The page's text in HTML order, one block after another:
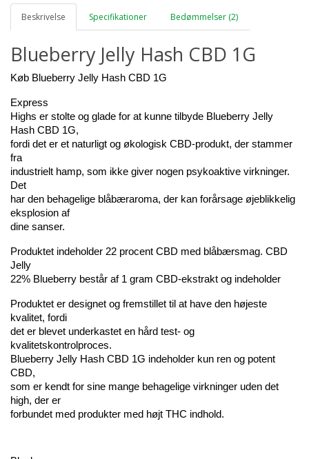
Beskrivelse Specifikationer Bedømmelser (2)
Blueberry Jelly Hash CBD 1G
Køb Blueberry Jelly Hash CBD 1G
Express
Highs er stolte og glade for at kunne tilbyde Blueberry Jelly
Hash CBD 1G,
fordi det er et naturligt og økologisk CBD-produkt, der stammer
fra
industrielt hamp, som ikke giver nogen psykoaktive virkninger.
Det
har den behagelige blåbæraroma, der kan forårsage øjeblikkelig
eksplosion af
dine sanser.
Produktet indeholder 22 procent CBD med blåbærsmag. CBD
Jelly
22% Blueberry består af 1 gram CBD-ekstrakt og indeholder
Produktet er designet og fremstillet til at have den højeste
kvalitet, fordi
det er blevet underkastet en hård test- og
kvalitetskontrolproces.
Blueberry Jelly Hash CBD 1G indeholder kun ren og potent
CBD,
som er kendt for sine mange behagelige virkninger uden det
high, der er
forbundet med produkter med højt THC indhold.